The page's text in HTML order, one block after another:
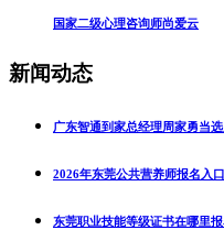
国家二级心理咨询师尚爱云
新闻动态
广东智通到家总经理周家勇当
2026年东莞公共营养师报名入
东莞职业技能等级证书在哪里